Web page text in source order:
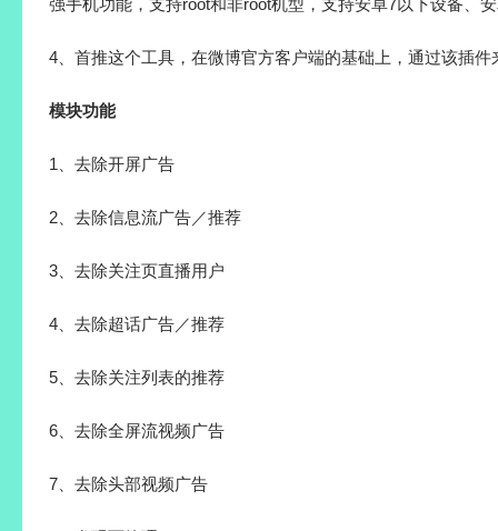
强手机功能，支持root和非root机型，支持安卓7以下设备、
4、首推这个工具，在微博官方客户端的基础上，通过该插
模块功能
1、去除开屏广告
2、去除信息流广告／推荐
3、去除关注页直播用户
4、去除超话广告／推荐
5、去除关注列表的推荐
6、去除全屏流视频广告
7、去除头部视频广告